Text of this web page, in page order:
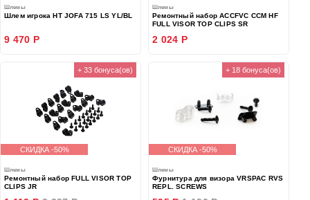
Шлемы
Шлем игрока HT JOFA 715 LS YL/BL
9 470 Р
Шлемы
Ремонтный набор ACCFVC CCM HF
FULL VISOR TOP CLIPS SR
2 024 Р
СКИДКА -50%
+ 33 бонуса(ов)
Шлемы
Ремонтный набор FULL VISOR TOP
CLIPS JR
СКИДКА -50%
+ 18 бонуса(ов)
Шлемы
Фурнитура для визора VRSPAC RVS
REPL. SCREWS